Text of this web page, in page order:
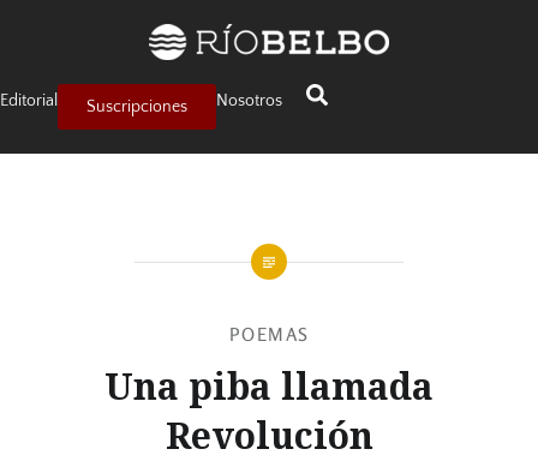
Editorial Suscripciones Nosotros
POEMAS
Una piba llamada
Revolución